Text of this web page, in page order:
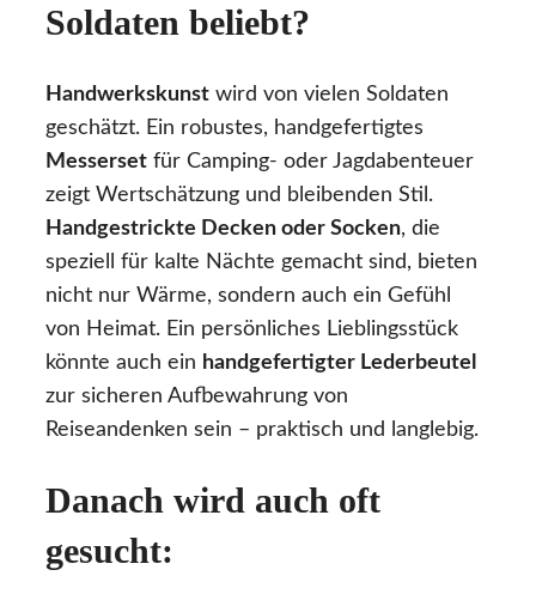
Soldaten beliebt?
Handwerkskunst wird von vielen Soldaten
geschätzt. Ein robustes, handgefertigtes
Messerset für Camping- oder Jagdabenteuer
zeigt Wertschätzung und bleibenden Stil.
Handgestrickte Decken oder Socken, die
speziell für kalte Nächte gemacht sind, bieten
nicht nur Wärme, sondern auch ein Gefühl
von Heimat. Ein persönliches Lieblingsstück
könnte auch ein handgefertigter Lederbeutel
zur sicheren Aufbewahrung von
Reiseandenken sein – praktisch und langlebig.
Danach wird auch oft
gesucht: